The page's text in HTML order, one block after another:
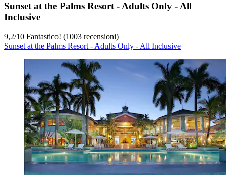
Sunset at the Palms Resort - Adults Only - All
Inclusive
9,2/10 Fantastico! (1003 recensioni)
Sunset at the Palms Resort - Adults Only - All Inclusive